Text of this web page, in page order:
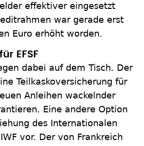
effektiver eingesetzt
war gerade erst
Euro erhöht worden.
EFSF
dabei auf dem Tisch. Der
Teilkaskoversicherung für
Anleihen wackelnder
Eine andere Option
des Internationalen
vor. Der von Frankreich